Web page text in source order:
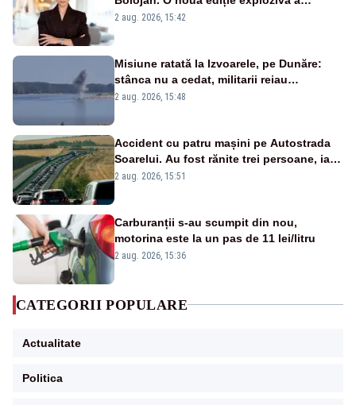
emisiunii „Miza Zilei” la Realitatea PLUS
2 aug. 2026, 15:42
Misiune ratată la Izvoarele, pe Dunăre:
stânca nu a cedat, militarii reiau
detonările luni – VIDEO
2 aug. 2026, 15:48
Accident cu patru mașini pe Autostrada
Soarelui. Au fost rănite trei persoane, iar
traficul se desfășoară cu dificultate
2 aug. 2026, 15:51
Carburanții s-au scumpit din nou,
motorina este la un pas de 11 lei/litru
2 aug. 2026, 15:36
CATEGORII POPULARE
Actualitate
Politica